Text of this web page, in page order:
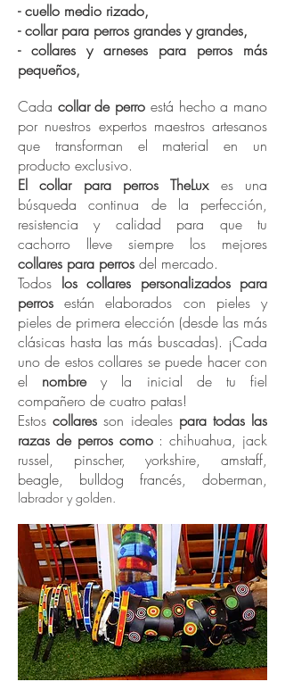
- cuello medio rizado,
- collar para perros grandes y grandes,
- collares y arneses para perros más
pequeños,
Cada collar de perro está hecho a mano
por nuestros expertos maestros artesanos
que transforman el material en un
producto exclusivo.
El collar para perros TheLuxes una
búsqueda continua de la perfección,
resistencia y calidad para que tu
cachorro lleve siempre los mejores
collares para perros del mercado.
Todos los collares personalizados para
perros están elaborados con pieles y
pieles de primera elección (desde las más
clásicas hasta las más buscadas). ¡Cada
uno de estos collares se puede hacer con
el nombrey la inicial de tu fiel
compañero de cuatro patas!
Estoscollares son ideales para todas las
razas de perros como: chihuahua, jack
russel, pinscher, yorkshire, amstaff,
beagle, bulldog francés, doberman,
labrador y golden.